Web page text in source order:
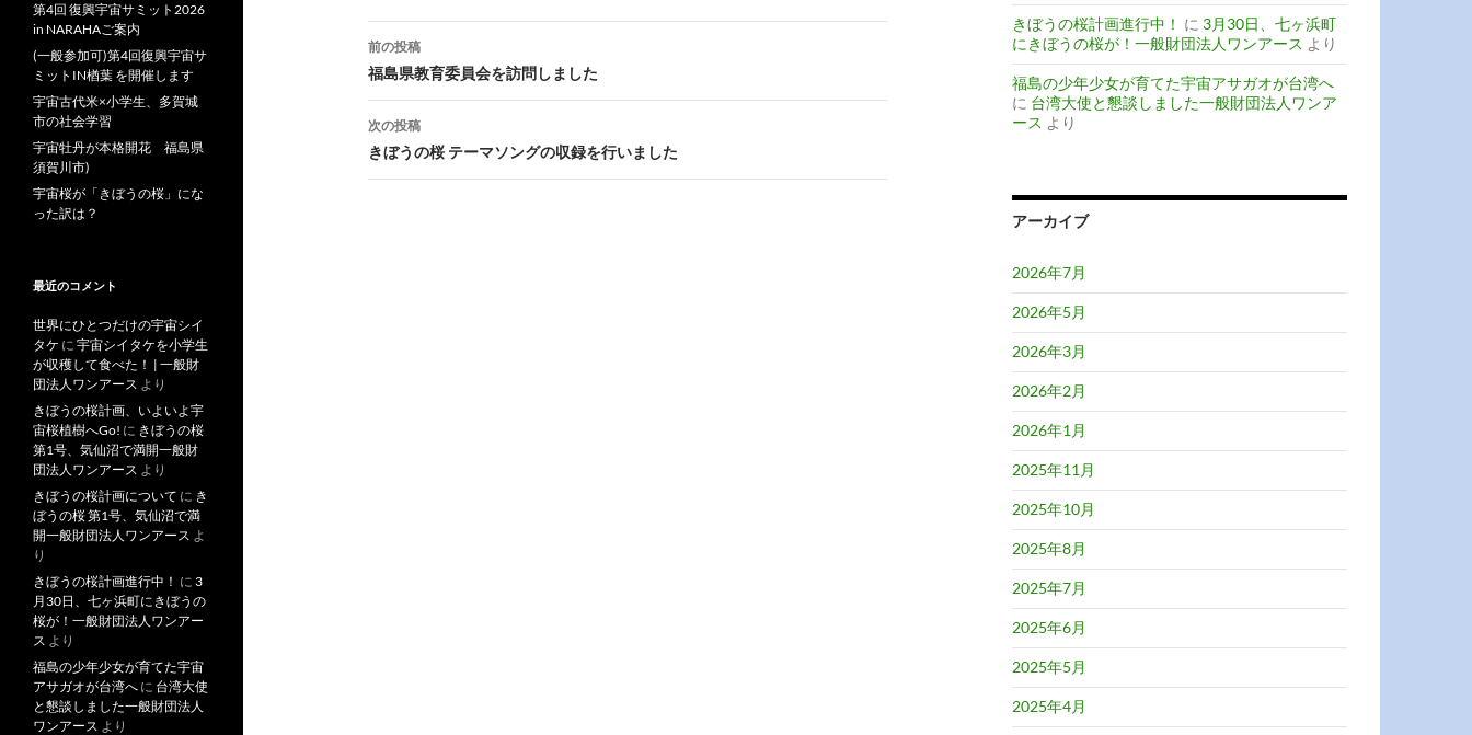
投
稿
ナ
ビ
ゲ
前の投稿
福島県教育委員会を訪問しました
次の投稿
きぼうの桜 テーマソングの収録を行いました
きぼうの桜計画進行中！ に 3月30日、七ヶ浜町
にきぼうの桜が！一般財団法人ワンアース より
福島の少年少女が育てた宇宙アサガオが台湾へ
に 台湾大使と懇談しました一般財団法人ワンア
ース より
アーカイブ
2026年7月
2026年5月
2026年3月
2026年2月
2026年1月
2025年11月
2025年10月
2025年8月
2025年7月
2025年6月
2025年5月
2025年4月
第4回 復興宇宙サミット2026
in NARAHAご案内
(一般参加可)第4回復興宇宙サ
ミットIN楢葉 を開催します
宇宙古代米×小学生、多賀城
市の社会学習
宇宙牡丹が本格開花 福島県
須賀川市)
宇宙桜が「きぼうの桜」にな
った訳は？
最近のコメント
世界にひとつだけの宇宙シイ
タケ に 宇宙シイタケを小学生
が収穫して食べた！ | 一般財
団法人ワンアース より
きぼうの桜計画、いよいよ宇
宙桜植樹へGo! に きぼうの桜
第1号、気仙沼で満開一般財
団法人ワンアース より
きぼうの桜計画について に き
ぼうの桜 第1号、気仙沼で満
開一般財団法人ワンアース よ
り
きぼうの桜計画進行中！ に 3
月30日、七ヶ浜町にきぼうの
桜が！一般財団法人ワンアー
ス より
福島の少年少女が育てた宇宙
アサガオが台湾へ に 台湾大使
と懇談しました一般財団法人
ワンアース より